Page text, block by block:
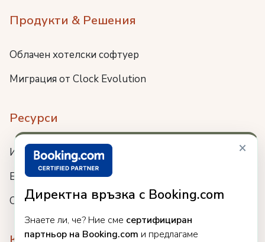
×
Директна връзка с Booking.com
Знаете ли, че? Ние сме сертифициран
партньор на Booking.com и предлагаме
Продукти & Решения
Облачен хотелски софтуер
Миграция от Clock Evolution
Ресурси
Интеграции
Блог
Събития